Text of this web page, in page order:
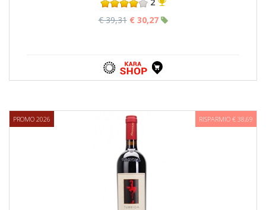
€ 39,31 € 30,27
PROMO 2026 RISPARMIO € 38,69